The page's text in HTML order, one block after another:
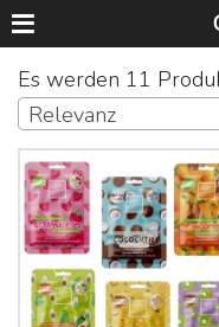
Es werden 11
Relevanz